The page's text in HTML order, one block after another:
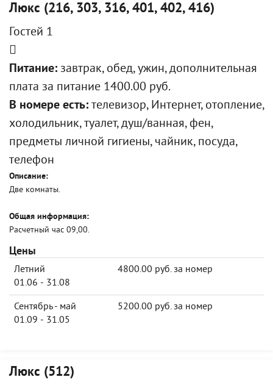
Люкс (216, 303, 316, 401, 402, 416)
Гостей 1
Питание: завтрак, обед, ужин, дополнительная
плата за питание 1400.00 руб.
В номере есть: телевизор, Интернет, отопление,
холодильник, туалет, душ/ванная, фен,
предметы личной гигиены, чайник, посуда,
телефон
Описание:
Две комнаты.
Общая информация:
Расчетный час 09,00.
Цены
Летний
01.06 - 31.08
4800.00 руб. за номер
Сентябрь - май
01.09 - 31.05
5200.00 руб. за номер
Люкс (512)